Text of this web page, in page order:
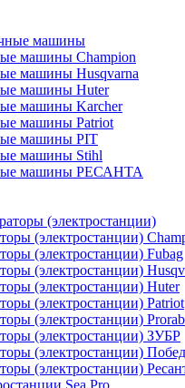
машины
машины Champion
машины Husqvarna
машины Huter
машины Karcher
машины Patriot
машины PIT
машины Stihl
машины РЕСАНТА
(электростанции)
(электростанции)
(электростанции) Fubag
(электростанции)
(электростанции) Huter
(электростанции) Patriot
(электростанции) Prorab
(электростанции) ЗУБР
(электростанции)
(электростанции)
Sea Pro